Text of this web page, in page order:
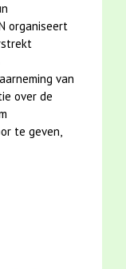
organiseert
van
over de
te geven,